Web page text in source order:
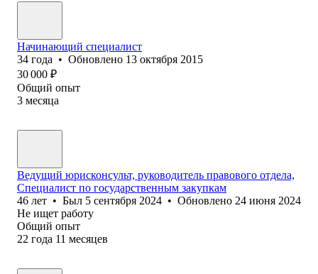
Начинающий специалист
34 года • Обновлено 13 октября 2015
30 000 ₽
Общий опыт
3 месяца
Ведущий юрисконсульт, руководитель правового отдела,
Специалист по государственным закупкам
46 лет • Был 5 сентября 2024 • Обновлено 24 июня 2024
Не ищет работу
Общий опыт
22 года 11 месяцев